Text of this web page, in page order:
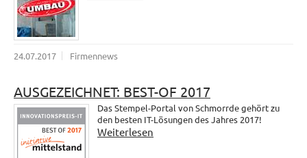
24.07.2017 Firmennews
AUSGEZEICHNET: BEST-OF 2017
Das Stempel-Portal von Schmorrde gehört zu
den besten IT-Lösungen des Jahres 2017!
Weiterlesen